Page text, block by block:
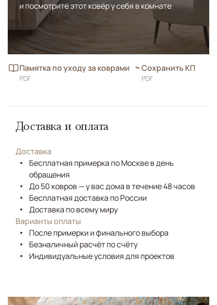
и посмотрите этот ковёр у себя в комнате
Памятка по уходу за коврами
PDF
Сохранить КП
PDF
Доставка и оплата
Доставка
Бесплатная примерка по Москве в день
обращения
До 50 ковров — у вас дома в течение 48 часов
Бесплатная доставка по России
Доставка по всему миру
Варианты оплаты
После примерки и финального выбора
Безналичный расчёт по счёту
Индивидуальные условия для проектов